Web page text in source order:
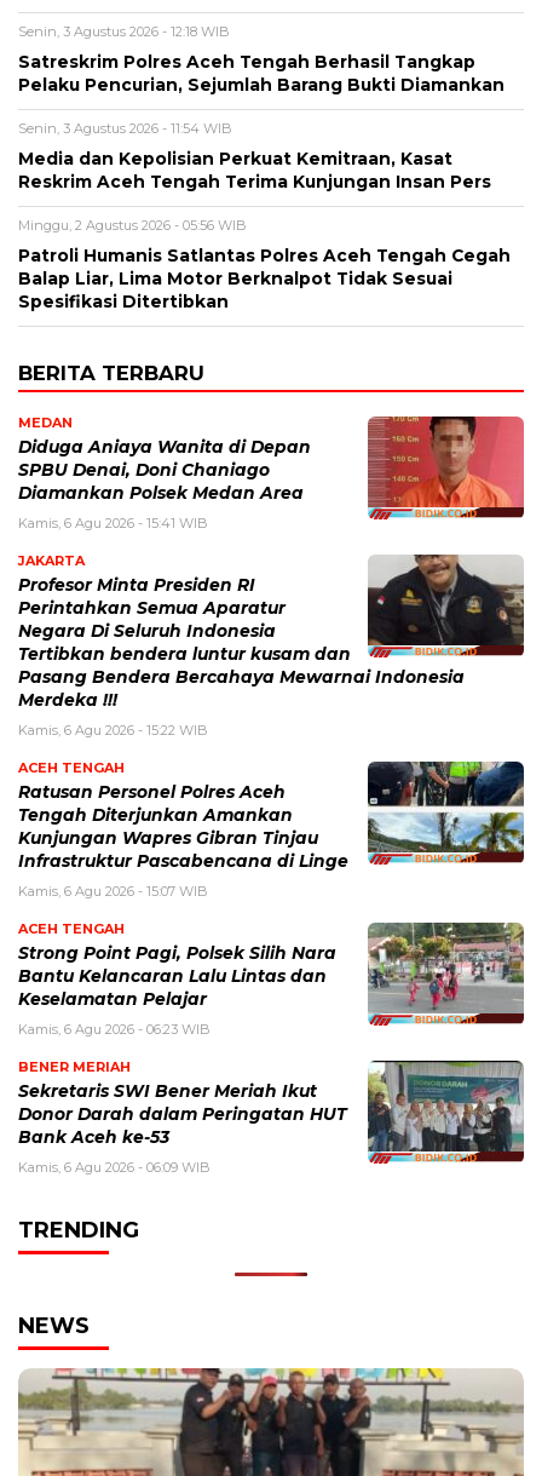
Senin, 3 Agustus 2026 - 12:18 WIB
Satreskrim Polres Aceh Tengah Berhasil Tangkap
Pelaku Pencurian, Sejumlah Barang Bukti Diamankan
Senin, 3 Agustus 2026 - 11:54 WIB
Media dan Kepolisian Perkuat Kemitraan, Kasat
Reskrim Aceh Tengah Terima Kunjungan Insan Pers
Minggu, 2 Agustus 2026 - 05:56 WIB
Patroli Humanis Satlantas Polres Aceh Tengah Cegah
Balap Liar, Lima Motor Berknalpot Tidak Sesuai
Spesifikasi Ditertibkan
BERITA TERBARU
MEDAN
Diduga Aniaya Wanita di Depan
SPBU Denai, Doni Chaniago
Diamankan Polsek Medan Area
Kamis, 6 Agu 2026 - 15:41 WIB
JAKARTA
Profesor Minta Presiden RI
Perintahkan Semua Aparatur
Negara Di Seluruh Indonesia
Tertibkan bendera luntur kusam dan
Pasang Bendera Bercahaya Mewarnai Indonesia
Merdeka !!!
Kamis, 6 Agu 2026 - 15:22 WIB
ACEH TENGAH
Ratusan Personel Polres Aceh
Tengah Diterjunkan Amankan
Kunjungan Wapres Gibran Tinjau
Infrastruktur Pascabencana di Linge
Kamis, 6 Agu 2026 - 15:07 WIB
ACEH TENGAH
Strong Point Pagi, Polsek Silih Nara
Bantu Kelancaran Lalu Lintas dan
Keselamatan Pelajar
Kamis, 6 Agu 2026 - 06:23 WIB
BENER MERIAH
Sekretaris SWI Bener Meriah Ikut
Donor Darah dalam Peringatan HUT
Bank Aceh ke-53
Kamis, 6 Agu 2026 - 06:09 WIB
TRENDING
NEWS